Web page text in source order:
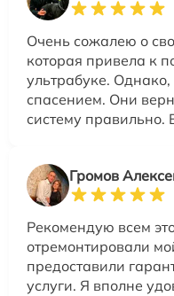
Очень сожалею о
которая привела к
ультрабуке.
спасением. Они
систему правильно.
Громов
Рекомендую всем
отремонтировали
предоставили
услуги. Я вполне